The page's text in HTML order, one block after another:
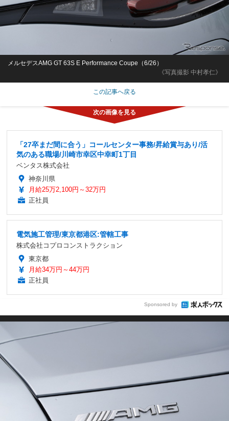
《写真撮影 中村孝仁》
メルセデスAMG GT 63S E Performance Coupe（6/26）
この記事へ戻る
「27卒まだ間に合う」コールセンター事務/昇給賞与あり/活
気のある職場/川崎市幸区中幸町1丁目
ベンタス株式会社
神奈川県
月給25万2,100円～32万円
正社員
電気施工管理/東京都港区:管轄工事
株式会社コプロコンストラクション
東京都
月給34万円～44万円
正社員
Sponsored by